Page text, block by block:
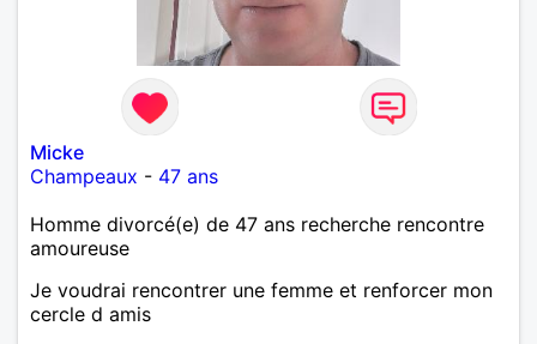
Micke
Champeaux - 47 ans
Homme divorcé(e) de 47 ans recherche rencontre
amoureuse
Je voudrai rencontrer une femme et renforcer mon
cercle d amis